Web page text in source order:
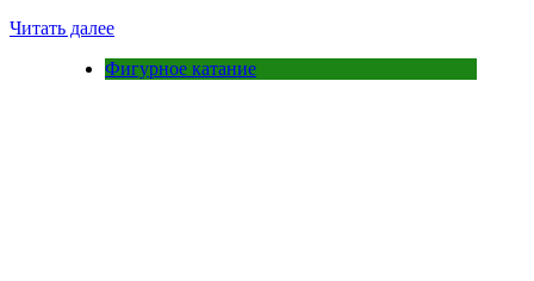
Читать далее
Фигурное катание